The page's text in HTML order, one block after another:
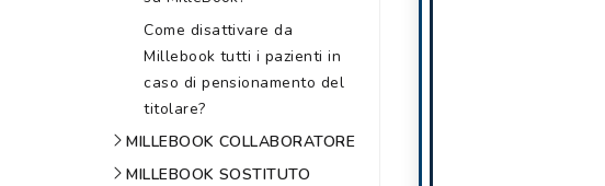
Come disattivare da
Millebook tutti i pazienti in
caso di pensionamento del
titolare?
MILLEBOOK COLLABORATORE
MILLEBOOK SOSTITUTO